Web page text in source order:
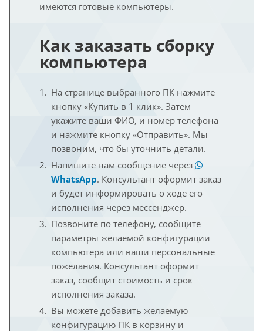
имеются готовые компьютеры.
Как заказать сборку
компьютера
На странице выбранного ПК нажмите
кнопку «Купить в 1 клик». Затем
укажите ваши ФИО, и номер телефона
и нажмите кнопку «Отправить». Мы
позвоним, что бы уточнить детали.
Напишите нам сообщение через
WhatsApp. Консультант оформит заказ
и будет информировать о ходе его
исполнения через мессенджер.
Позвоните по телефону, сообщите
параметры желаемой конфигурации
компьютера или ваши персональные
пожелания. Консультант оформит
заказ, сообщит стоимость и срок
исполнения заказа.
Вы можете добавить желаемую
конфигурацию ПК в корзину и